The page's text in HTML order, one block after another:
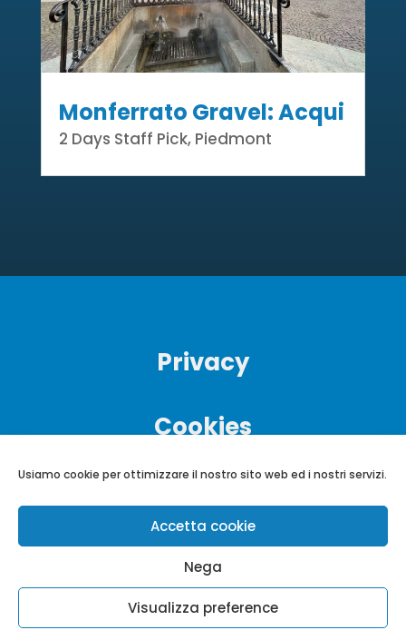
Usiamo cookie per ottimizzare il nostro sito web ed i nostri servizi.
Accetta cookie
Nega
Visualizza preference
Monferrato Gravel: Acqui
2 Days Staff Pick, Piedmont
Privacy
Cookies